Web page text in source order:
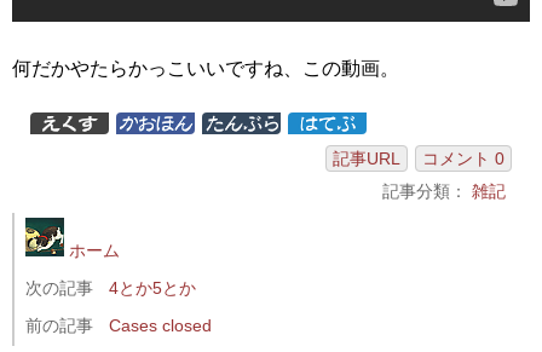
何だかやたらかっこいいですね、この動画。
記事URL
コメント 0
記事分類： 雑記
ホーム
次の記事
4とか5とか
前の記事
Cases closed